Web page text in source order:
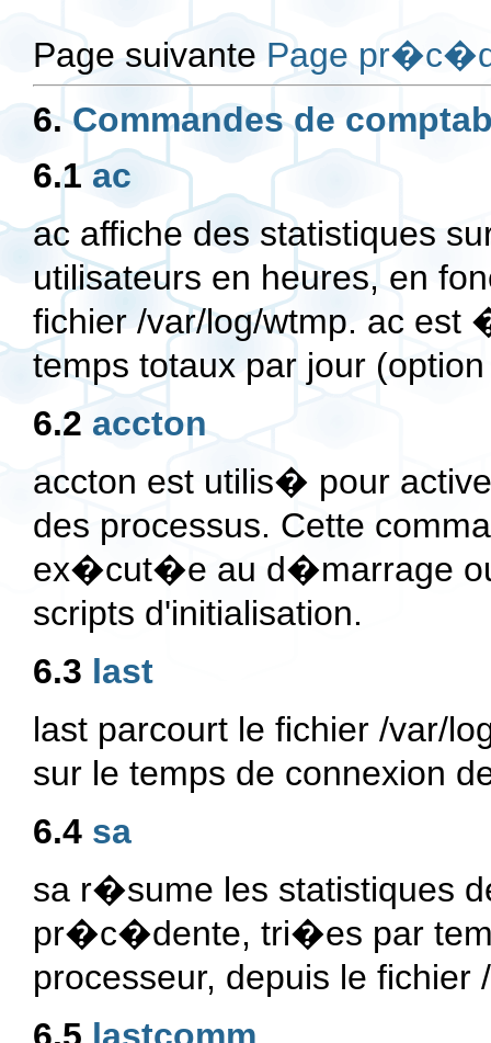
Page suivante Page
6. Commandes de
6.1 ac
ac affiche des statistiques
utilisateurs en heures, en
fichier /var/log/wtmp. ac est
temps totaux par jour
6.2 accton
accton est utilis� pour
des processus. Cette
ex�cut�e au d�marrage
scripts d'initialisation.
6.3 last
last parcourt le fichier /var/
sur le temps de connexion
6.4 sa
sa r�sume les statistiques
pr�c�dente, tri�es par
processeur, depuis le fichier